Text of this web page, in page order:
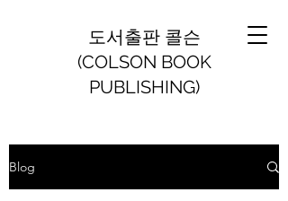
도서출판 콜슨
(COLSON BOOK
PUBLISHING)
Blog